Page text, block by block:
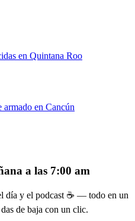
en Quintana Roo
armado en Cancún
a las 7:00 am
día y el podcast ☕ — todo en un
de baja con un clic.